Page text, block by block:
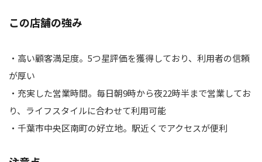
この店舗の強み
・高い顧客満足度。5つ星評価を獲得しており、利用者の信頼
が厚い
・充実した営業時間。毎日朝9時から夜22時半まで営業してお
り、ライフスタイルに合わせて利用可能
・千葉市中央区南町の好立地。駅近くでアクセスが便利